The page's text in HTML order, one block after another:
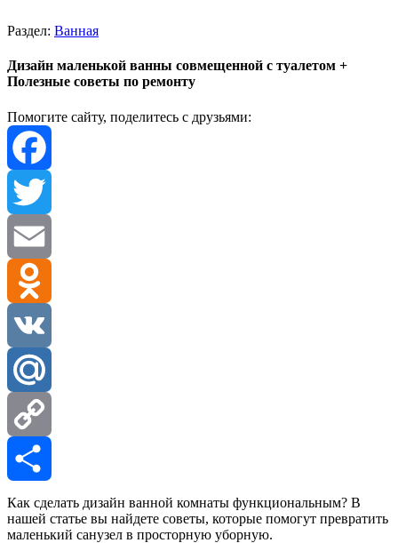
Раздел: Ванная
Дизайн маленькой ванны совмещенной с туалетом +
Полезные советы по ремонту
Помогите сайту, поделитесь с друзьями:
Facebook
Twitter
Email
Odnoklassniki
VK
Mail.Ru
Copy
Link
Отправить
Как сделать дизайн ванной комнаты функциональным? В
нашей статье вы найдете советы, которые помогут превратить
маленький санузел в просторную уборную.